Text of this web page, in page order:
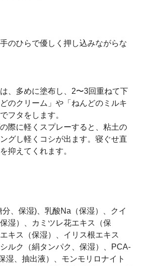
のひらで優しく押し込みながらな
、多めに塗布し、2〜3回重ねて下
のクリーム」や「ねんどのミルキ
フタをします。
際に軽くスプレーすると、粘土の
グし軽くコシが出ます。寝ぐせ直
抑えてくれます。
、保湿)、乳酸Na（保湿）、クイ
湿）、カミツレ花エキス（保
キス（保湿）、イリス根エキス
ルク（絹タンパク、保湿）、PCA-
湿、抽出液）、モンモリロナイト